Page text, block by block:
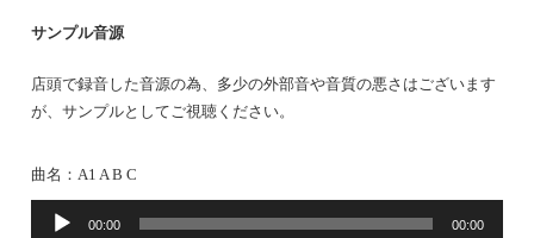
サンプル音源
店頭で録音した音源の為、多少の外部音や音質の悪さはございます
が、サンプルとしてご視聴ください。
曲名：A1 A B C
音
00:00 00:00